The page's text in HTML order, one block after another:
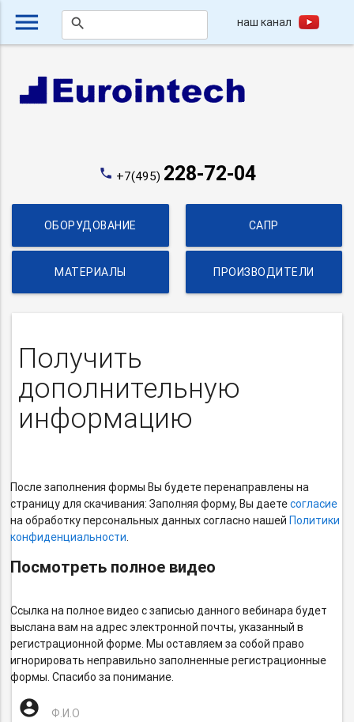
menu search наш канал
phone +7(495) 228-72-04
ОБОРУДОВАНИЕ САПР
МАТЕРИАЛЫ ПРОИЗВОДИТЕЛИ
Получить
дополнительную
информацию
После заполнения формы Вы будете перенаправлены на
страницу для скачивания: Заполняя форму, Вы даетесогласие
на обработку персональных данных согласно нашей Политики
конфиденциальности.
Посмотреть полное видео
Ссылка на полное видео с записью данного вебинара будет
выслана вам на адрес электронной почты, указанный в
регистрационной форме. Мы оставляем за собой право
игнорировать неправильно заполненные регистрационные
формы. Спасибо за понимание.
account_circle Ф.И.О